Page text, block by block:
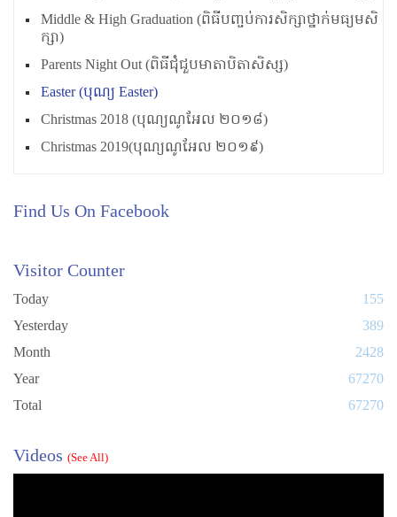
Middle & High Graduation (ពិធីបញ្ចប់ការសិក្សាថ្នាក់មធ្យមសិ
ក្សា)
Parents Night Out (ពិធីជុំជួបមាតាបិតាសិស្ស)
Easter (បុណ្យ Easter)
Christmas 2018 (បុណ្យណូអែល ២០១៨)
Christmas 2019(បុណ្យណូអែល ២០១៩)
Find Us On Facebook
Visitor Counter
Today
155
Yesterday
389
Month
2428
Year
67270
Total
67270
Videos (See All)